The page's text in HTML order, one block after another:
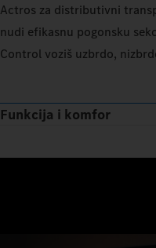
Actros za distributivni
nudi efikasnu pogonsku
Control voziš uzbrdo,
Funkcija i komfor